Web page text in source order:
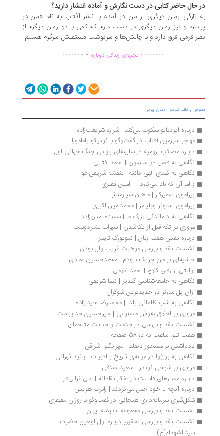
حال حاضر کتابی در دست نگارش و آماده انتشار دارید؟
تازگی رمان دیگری از من در آمده با نشر آفتاب به نام «من در
و نیز رمان دیگری در دست دارم که کمی با دو رمان دیگرم از
فرمی فرق دارد و با چالش‌ها و سرنوشت مستقلش سرگرم هستم.
................تجربه‌ی زندگی دوباره ...............
و نقد کتاب|رمان ایرانی|
درباره ایزدبانو سکوت می‌کند | شراره شریعت‌زاده
مهاجر سرزمین آفتاب در گفت‌وگو با کونیکو یامامورا
درباره مصائب ارومیه در سال‌های پایانی جنگ جهانی اول
نگاهی به فصل دو سایمون | احمد آفتابی
نگاهی به کمدی الهی دانته | بنفشه شریفی‌خو
و اما آن که باد می‌کارد... | امین فقیری
پیرامون تعمیرکار | ماهان سیارمنش
پیرامون استونر ویلیامز | محمدامین اکبری
نگاهی به درماندگی بزرگ ما | سعیده امین‌زاده
مروری بر تکه قبل از تکه‌شدن | سهراب بشردوست
درباره نقش هفتم زبان | نیویورک تایمز
نشست نقد و بررسی موهبت غریب وال بودن
حاشیه‌ای بر من چریک نبودم | محمد‌حسین عمادی
روایتی از رفیق کلاغ | احمد غلامی
نگاهی به جامعه‌شناسی گیدنز | نیما شریفی
ژان پل سارتر در جدیدترین شوکران
نگاهی به شب ظلمانی یلدا | محمدرضا حیدرزاده
مروری بر اخلاق هوش مصنوعی | امیرحسین خداپرست
نشست نقد و بررسی در خدمت و خیانت مترجمان
هفت تیر، ساعت نه در 58 صفحه
یادداشتی بر مسحور دنفلد | مهرانگیز اشراقی
نگاهی به بورژوا در میانه‌ی تاریخ و ادبیات | پانیذ تهرانی
مروری بر شوخی کوندرا | سعید صدقی
درباره معیارهای قابلیت در تفکر نقادانه | علی غزالی‌فر
درباره آنچه با خود حمل می‌کردند | رابرت هریس
شکل­‌گیری سرمایه‌داری هیجانی در گفت‌وگو با روژان مظفری
نشست نقد و بررسی مجموعه اندیشه ایران
نشست نقد و بررسی تحقیق درباره اول اربعین حضرت
سیدالشهداء(ع)